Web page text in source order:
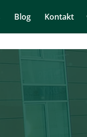
Blog Kontakt